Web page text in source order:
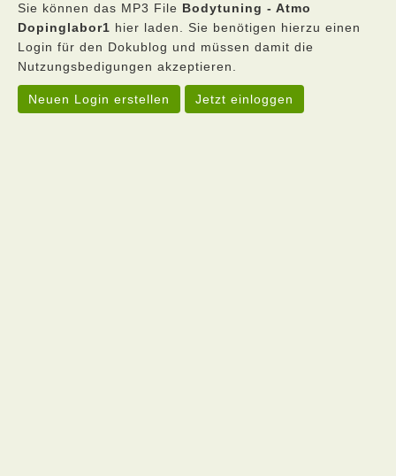
Sie können das MP3 File Bodytuning - Atmo
Dopinglabor1 hier laden. Sie benötigen hierzu einen
Login für den Dokublog und müssen damit die
Nutzungsbedigungen akzeptieren.
Neuen Login erstellen Jetzt einloggen